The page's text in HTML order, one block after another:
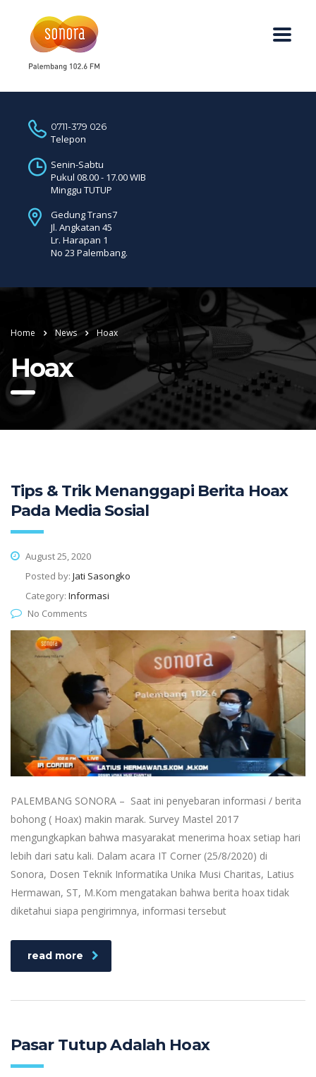
0711-379 026
Telepon
Senin-Sabtu
Pukul 08.00 - 17.00 WIB
Minggu TUTUP
Gedung Trans7
Jl. Angkatan 45
Lr. Harapan 1
No 23 Palembang.
Home News Hoax
Hoax
Tips & Trik Menanggapi Berita Hoax
Pada Media Sosial
August 25, 2020
Posted by: Jati Sasongko
Category: Informasi
No Comments
PALEMBANG SONORA – Saat ini penyebaran informasi / berita
bohong ( Hoax) makin marak. Survey Mastel 2017
mengungkapkan bahwa masyarakat menerima hoax setiap hari
lebih dari satu kali. Dalam acara IT Corner (25/8/2020) di
Sonora, Dosen Teknik Informatika Unika Musi Charitas, Latius
Hermawan, ST, M.Kom mengatakan bahwa berita hoax tidak
diketahui siapa pengirimnya, informasi tersebut
read more
Pasar Tutup Adalah Hoax